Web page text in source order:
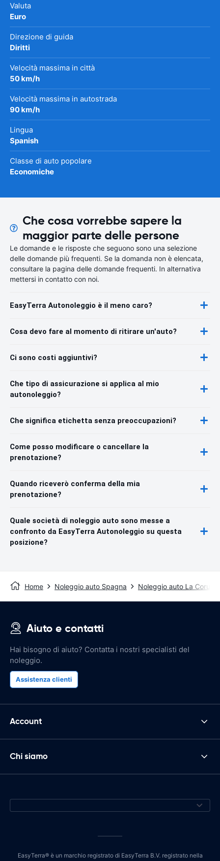
Valuta
Euro
Direzione di guida
Diritti
Velocità massima in città
50 km/h
Velocità massima in autostrada
90 km/h
Lingua
Spanish
Classe di auto popolare
Economiche
Che cosa vorrebbe sapere la
maggior parte delle persone
Le domande e le risposte che seguono sono una selezione
delle domande più frequenti. Se la domanda non è elencata,
consultare la pagina delle domande frequenti. In alternativa
mettersi in contatto con noi.
EasyTerra Autonoleggio è il meno caro?
Cosa devo fare al momento di ritirare un'auto?
Ci sono costi aggiuntivi?
Che tipo di assicurazione si applica al mio
autonoleggio?
Che significa etichetta senza preoccupazioni?
Come posso modificare o cancellare la
prenotazione?
Quando riceverò conferma della mia
prenotazione?
Quale società di noleggio auto sono messe a
confronto da EasyTerra Autonoleggio su questa
posizione?
Home Noleggio auto Spagna Noleggio auto La Coruna
Aiuto e contatti
Hai bisogno di aiuto? Contatta i nostri specialisti del
noleggio.
Assistenza clienti
Account
Chi siamo
EasyTerra® è un marchio registrato di EasyTerra B.V. registrato nella